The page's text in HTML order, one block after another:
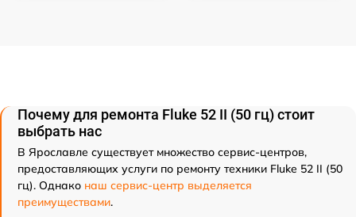
Почему для ремонта Fluke 52 II (50 гц) стоит
выбрать нас
В Ярославле существует множество сервис-центров,
предоставляющих услуги по ремонту техники Fluke 52 II (50
гц). Однако наш сервис-центр выделяется
преимуществами.